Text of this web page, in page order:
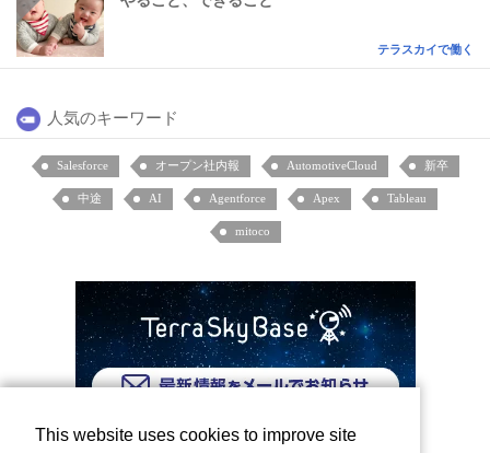
テラスカイで働く
人気のキーワード
Salesforce オープン社内報 AutomotiveCloud 新卒
中途 AI Agentforce Apex Tableau
mitoco
This website uses cookies to improve site